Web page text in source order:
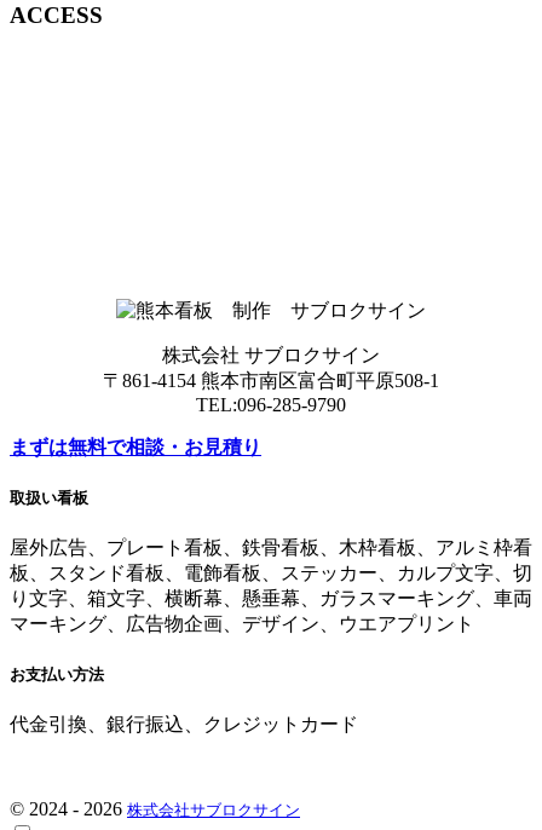
ACCESS
株式会社 サブロクサイン
〒861-4154 熊本市南区富合町平原508-1
TEL:096-285-9790
まずは無料で相談・お見積り
取扱い看板
屋外広告、プレート看板、鉄骨看板、木枠看板、アルミ枠看
板、スタンド看板、電飾看板、ステッカー、カルプ文字、切
り文字、箱文字、横断幕、懸垂幕、ガラスマーキング、車両
マーキング、広告物企画、デザイン、ウエアプリント
お支払い方法
代金引換、銀行振込、クレジットカード
© 2024 - 2026 株式会社サブロクサイン